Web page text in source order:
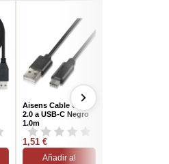
Aisens Cable USB
2.0 a USB-C Negro
1.0m
1,51 €
Añadir al